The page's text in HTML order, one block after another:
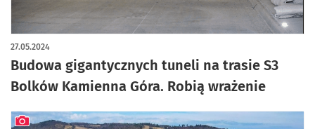
Budowa gigantycznych tuneli na trasie S3
Bolków Kamienna Góra. Robią wrażenie
27.05.2024
artykuł z galerią zdjęć